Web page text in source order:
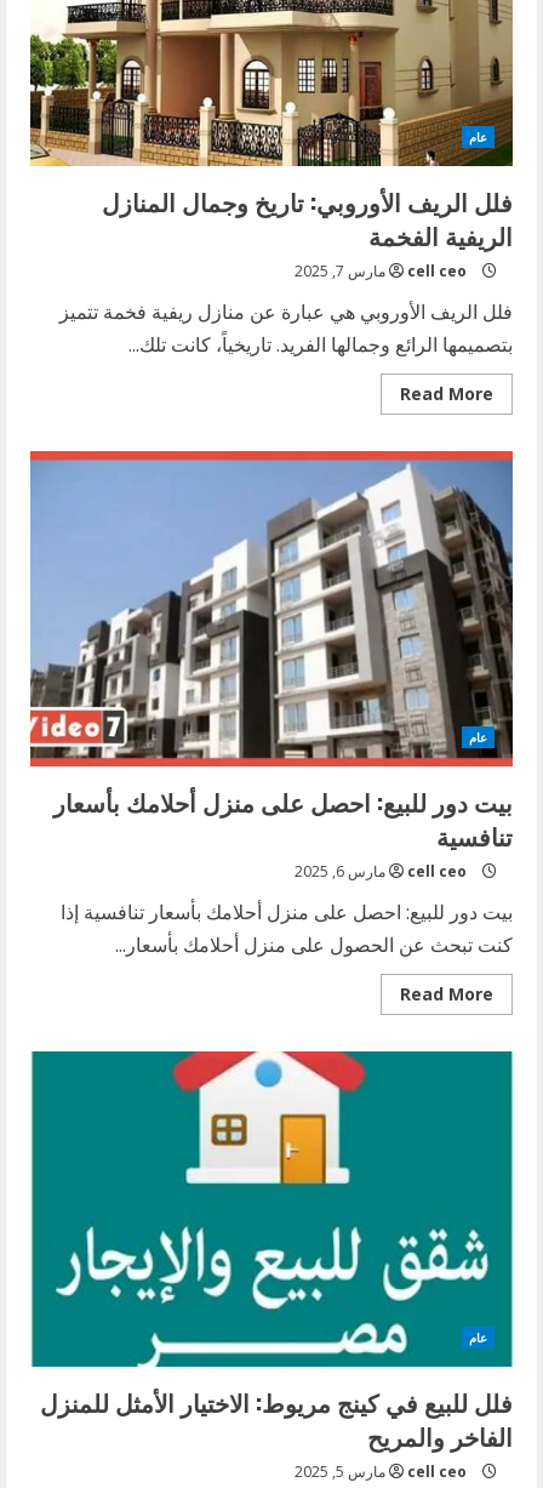
عام
فلل الريف الأوروبي: تاريخ وجمال المنازل
الريفية الفخمة
cell ceo مارس 7, 2025
فلل الريف الأوروبي هي عبارة عن منازل ريفية فخمة تتميز
بتصميمها الرائع وجمالها الفريد. تاريخياً، كانت تلك...
Read More
Read
more
الريف
الأوروبي:
تاريخ
وجمال
المنازل
الريفية
الفخمة
عام
بيت دور للبيع: احصل على منزل أحلامك بأسعار
تنافسية
cell ceo مارس 6, 2025
بيت دور للبيع: احصل على منزل أحلامك بأسعار تنافسية إذا
كنت تبحث عن الحصول على منزل أحلامك بأسعار...
Read More
Read
more
عام
فلل للبيع في كينج مريوط: الاختيار الأمثل للمنزل
الفاخر والمريح
cell ceo مارس 5, 2025